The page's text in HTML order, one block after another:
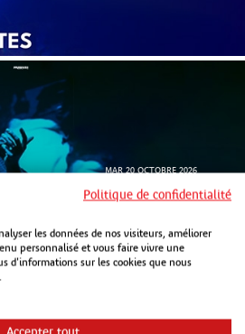
MAR 20 OCTOBRE 2026
Politique de confidentialité
les données de nos visiteurs, améliorer
personnalisé et vous faire vivre une
d'informations sur les cookies que nous